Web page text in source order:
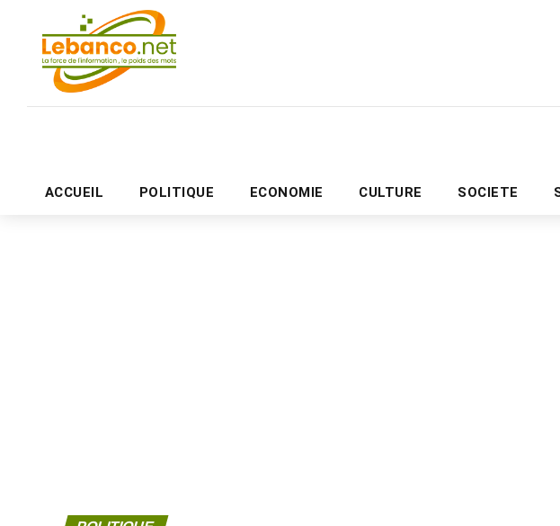
ACCUEIL POLITIQUE ECONOMIE CULTURE SOCIETE